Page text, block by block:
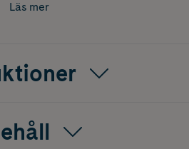
till att binda och bevara fukt i
lång studie med 60 deltagare.
Läs mer